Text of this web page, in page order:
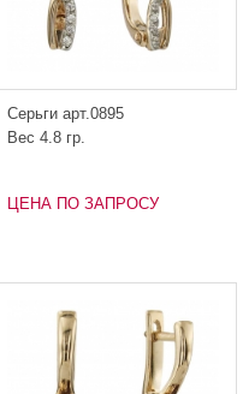
Серьги арт.0895
Вес 4.8 гр.
ЦЕНА ПО ЗАПРОСУ